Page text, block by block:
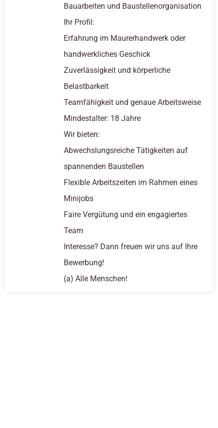
Bauarbeiten und Baustellenorganisation
Ihr Profil:
Erfahrung im Maurerhandwerk oder
handwerkliches Geschick
Zuverlässigkeit und körperliche
Belastbarkeit
Teamfähigkeit und genaue Arbeitsweise
Mindestalter: 18 Jahre
Wir bieten:
Abwechslungsreiche Tätigkeiten auf
spannenden Baustellen
Flexible Arbeitszeiten im Rahmen eines
Minijobs
Faire Vergütung und ein engagiertes
Team
Interesse? Dann freuen wir uns auf Ihre
Bewerbung!
(a) Alle Menschen!